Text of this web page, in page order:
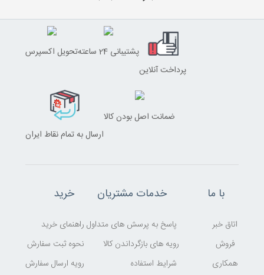
تحویل اکسپرس
پشتیبانی 24 ساعته
پرداخت آنلاین
ارسال به تمام نقاط ایران
ضمانت اصل بودن کالا
خرید خدمات مشتریان
رویه های بازگرداندن کالا
با ما
اتاق خبر
همکاری